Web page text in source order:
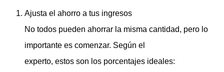
Ajusta el ahorro a tus ingresos
No todos pueden ahorrar la misma cantidad, pero lo
importante es comenzar. Según el
experto, estos son los porcentajes ideales: